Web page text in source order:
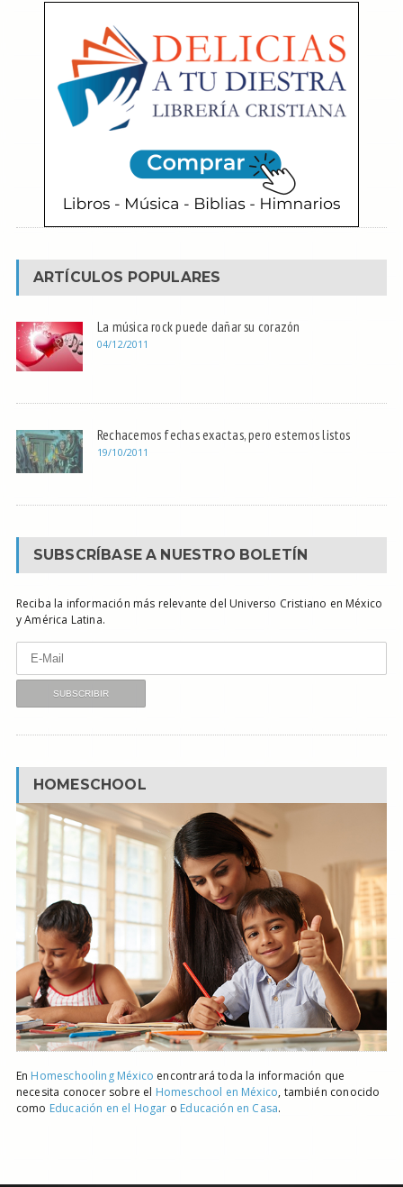
ARTÍCULOS POPULARES
La música rock puede dañar su corazón
04/12/2011
Rechacemos fechas exactas, pero estemos listos
19/10/2011
SUBSCRÍBASE A NUESTRO BOLETÍN
Reciba la información más relevante del Universo Cristiano en México
y América Latina.
HOMESCHOOL
En Homeschooling México encontrará toda la información que
necesita conocer sobre el Homeschool en México, también conocido
como Educación en el Hogar o Educación en Casa.